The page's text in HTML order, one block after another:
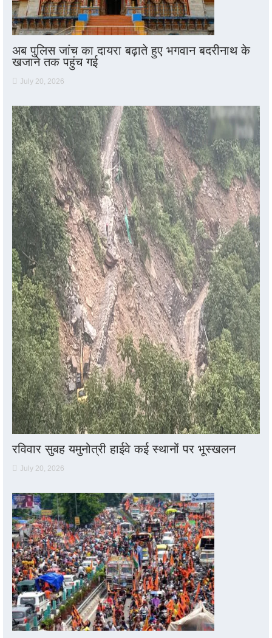
अब पुलिस जांच का दायरा बढ़ाते हुए भगवान बदरीनाथ के
खजाने तक पहुंच गई
July 20, 2026
रविवार सुबह यमुनोत्री हाईवे कई स्थानों पर भूस्खलन
July 20, 2026